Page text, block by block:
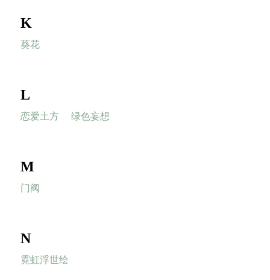
K
葵花
L
恋爱土方 绿色妄想
M
门阀
N
霓虹浮世绘